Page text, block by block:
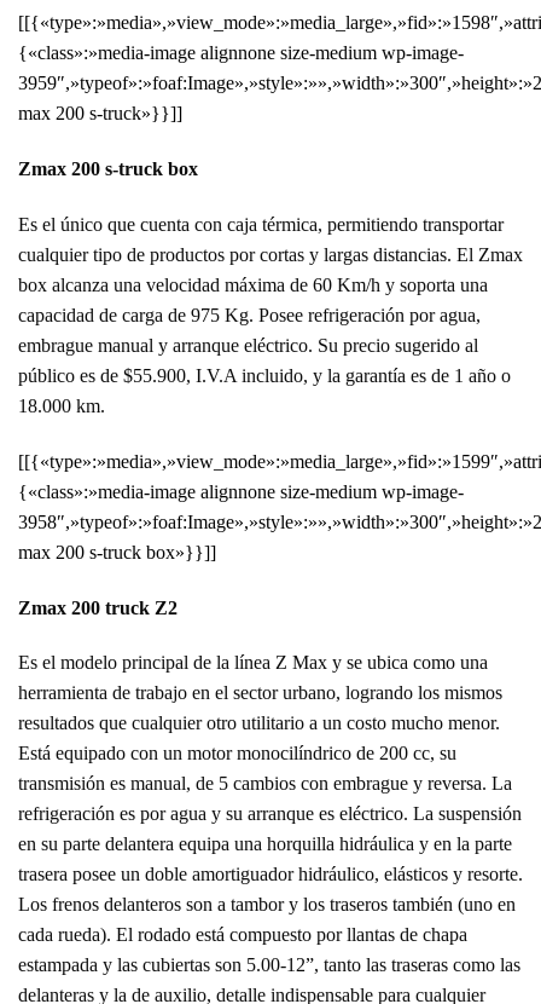
{«class»:»media-image alignnone size-medium wp-image-
max 200 s-truck»}}]]
Zmax 200 s-truck box
Es el único que cuenta con caja térmica, permitiendo transportar
cualquier tipo de productos por cortas y largas distancias. El Zmax
box alcanza una velocidad máxima de 60 Km/h y soporta una
capacidad de carga de 975 Kg. Posee refrigeración por agua,
embrague manual y arranque eléctrico. Su precio sugerido al
público es de $55.900, I.V.A incluido, y la garantía es de 1 año o
18.000 km.
{«class»:»media-image alignnone size-medium wp-image-
max 200 s-truck box»}}]]
Zmax 200 truck Z2
Es el modelo principal de la línea Z Max y se ubica como una
herramienta de trabajo en el sector urbano, logrando los mismos
resultados que cualquier otro utilitario a un costo mucho menor.
Está equipado con un motor monocilíndrico de 200 cc, su
transmisión es manual, de 5 cambios con embrague y reversa. La
refrigeración es por agua y su arranque es eléctrico. La suspensión
en su parte delantera equipa una horquilla hidráulica y en la parte
trasera posee un doble amortiguador hidráulico, elásticos y resorte.
Los frenos delanteros son a tambor y los traseros también (uno en
cada rueda). El rodado está compuesto por llantas de chapa
estampada y las cubiertas son 5.00-12”, tanto las traseras como las
delanteras y la de auxilio, detalle indispensable para cualquier